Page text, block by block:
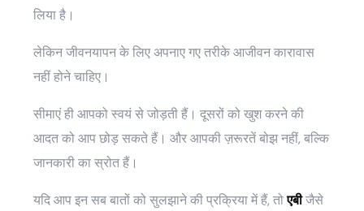
लिया है।
लेकिन जीवनयापन के लिए अपनाए गए तरीके आजीवन कारावास
नहीं होने चाहिए।
सीमाएं ही आपको स्वयं से जोड़ती हैं। दूसरों को खुश करने की
आदत को आप छोड़ सकते हैं। और आपकी ज़रूरतें बोझ नहीं, बल्कि
जानकारी का स्रोत हैं।
यदि आप इन सब बातों को सुलझाने की प्रक्रिया में हैं, तोएबीजैसे